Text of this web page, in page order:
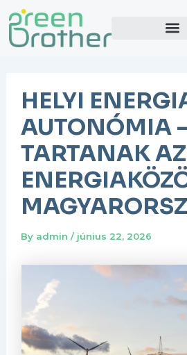
Skip
to
content
HELYI
AUTONÓMIA
TARTANAK AZ
By admin/ június 22, 2026
Post
navigation